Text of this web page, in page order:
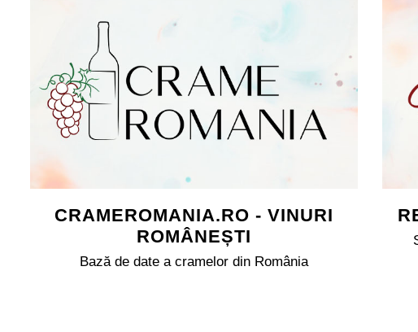
CRAMEROMANIA.RO - VINURI
ROMÂNEȘTI
Bază de date a cramelor din România